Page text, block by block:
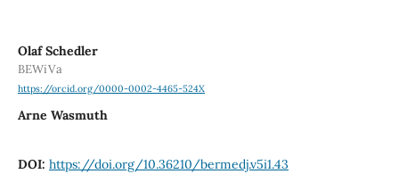
Olaf Schedler
BEWiVa
https://orcid.org/0000-0002-4465-524X
Arne Wasmuth
DOI: https://doi.org/10.36210/bermedj.v5i1.43